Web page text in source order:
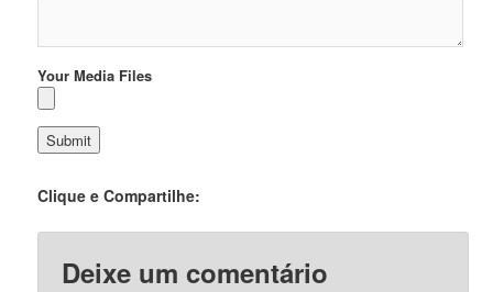
Your Media Files
Clique e Compartilhe:
Deixe um comentário